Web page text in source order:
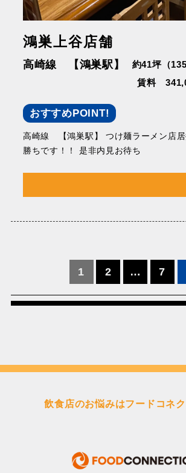
鴻巣上谷店舗
高崎線 【鴻巣駅】
約41坪（
賃料
おすすめPOINT!
高崎線 【鴻巣駅】 つけ麺ラーメン店
勝ちです！！ 是非内見お待ち
の
1 2 … 7
飲食店のお悩みはフードコネ